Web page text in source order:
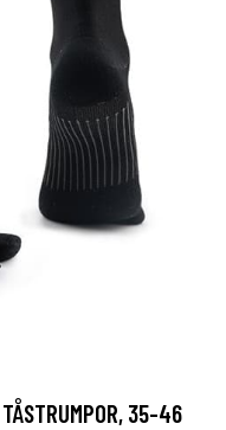
TÅSTRUMPOR, 35-46